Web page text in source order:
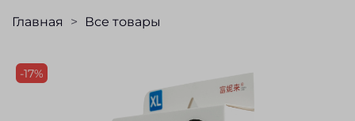
Главная Все товары
-17%